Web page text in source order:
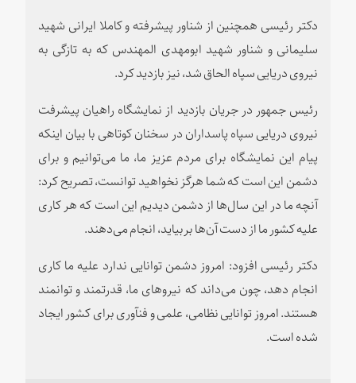
دکتر رئیسی همچنین از شناور پیشرفته و کاملا ایرانی شهید
سلیمانی و شناور شهید ابومهدی المهندس که به تازگی به
نیروی دریایی سپاه الحاق شد، نیز بازدید کرد.
رئیس جمهور در جریان بازدید از نمایشگاه راهیان پیشرفت
نیروی دریایی سپاه پاسداران در سخنان کوتاهی با بیان اینکه
پیام این نمایشگاه برای مردم عزیز ما، ما می‌توانیم و برای
دشمن این است که شما هرگز نخواهید توانست، تصریح کرد:
آنچه ما در این سال‌ها از دشمن دیدیم این است که هر کاری
علیه کشور ما از دست آن‌ها بربیاید، انجام می‌دهند.
دکتر رئیسی افزود: امروز دشمن توانایی ندارد علیه ما کاری
انجام دهد، چون می‌داند که نیروهای ما، قدرتمند و توانمند
هستند. امروز توانایی نظامی، علمی و فنآوری برای کشور ایجاد
شده است.